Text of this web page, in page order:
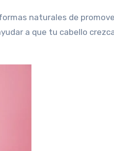
naturales de
a que tu cabello